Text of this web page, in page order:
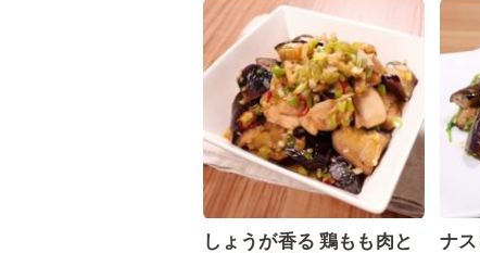
しょうが香る 鶏もも肉と
ナ